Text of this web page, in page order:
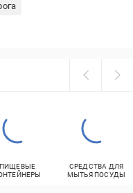
стальные
силикон
ПИЩЕВЫЕ
СРЕДСТВА ДЛЯ
МЫТЬЯ ПОСУДЫ